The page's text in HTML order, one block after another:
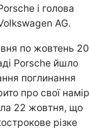
і голова
AG.
по жовтень
Porsche йшло
поглинання
про свої
22 жовтня, що
різке